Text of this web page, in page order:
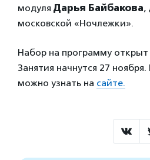
модуля Дарья Байбакова,
московской «Ночлежки».
Набор на программу открыт
Занятия начнутся 27
можно узнать на сайте.